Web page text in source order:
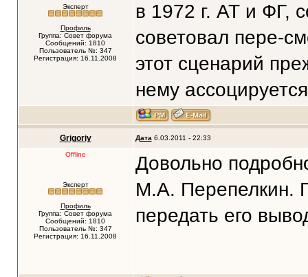
Эксперт
Профиль
Группа: Совет форума
Сообщений: 1810
Пользователь №: 347
Регистрация: 16.11.2008
в 1972 г. АТ и ФГ,
советовал пере-
этот сценарий
нему
Grigoriy Дата 6.03.2011 - 22:33
Offline
Эксперт
Профиль
Группа: Совет форума
Сообщений: 1810
Пользователь №: 347
Регистрация: 16.11.2008
Довольно
М.А. Перепелкин.
передать его